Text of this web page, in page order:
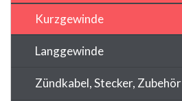
Kurzgewinde
Langgewinde
Zündkabel, Stecker, Zubehör